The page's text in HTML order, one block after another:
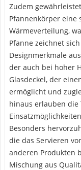
Zudem
Pfannenkörper eine
Wärmeverteilung,
Pfanne zeichnet
Designmerkmale
der auch bei hoher
Glasdeckel, der
ermöglicht und
hinaus erlauben die
Besonders
die das Servieren
anderen Produkten
Mischung aus